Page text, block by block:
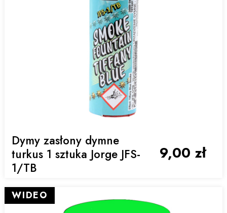
Dymy zasłony dymne
turkus 1 sztuka Jorge JFS-
1/TB
9,00 zł
WIDEO